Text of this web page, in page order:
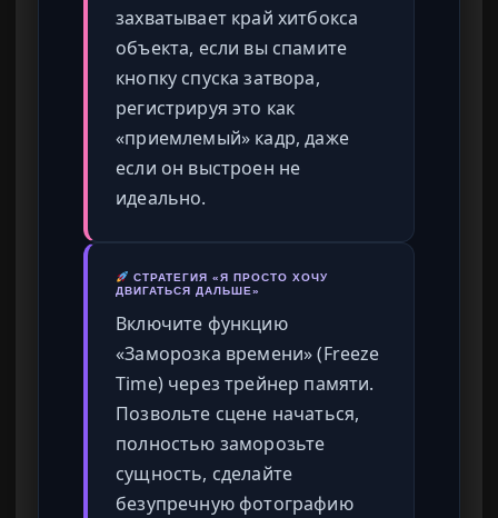
захватывает край хитбокса
объекта, если вы спамите
кнопку спуска затвора,
регистрируя это как
«приемлемый» кадр, даже
если он выстроен не
идеально.
СТРАТЕГИЯ «Я ПРОСТО ХОЧУ
ДВИГАТЬСЯ ДАЛЬШЕ»
Включите функцию
«Заморозка времени» (Freeze
Time) через трейнер памяти.
Позвольте сцене начаться,
полностью заморозьте
сущность, сделайте
безупречную фотографию